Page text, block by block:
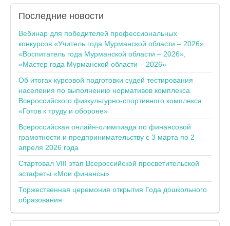
Последние новости
Вебинар для победителей профессиональных
конкурсов «Учитель года Мурманской области – 2026»,
«Воспитатель года Мурманской области – 2026»,
«Мастер года Мурманской области – 2026»
Об итогах курсовой подготовки судей тестирования
населения по выполнению нормативов комплекса
Всероссийского физкультурно-спортивного комплекса
«Готов к труду и обороне»
Всероссийская онлайн-олимпиада по финансовой
грамотности и предпринимательству с 3 марта по 2
апреля 2026 года
Стартовал VIII этап Всероссийской просветительской
эстафеты «Мои финансы»
Торжественная церемония открытия Года дошкольного
образования